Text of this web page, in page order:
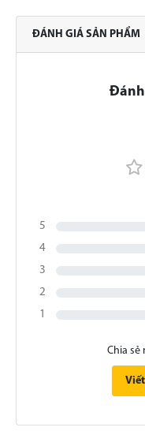
ĐÁNH GIÁ SẢN PHẨM
Đánh
5
4
3
2
1
Chia sẻ